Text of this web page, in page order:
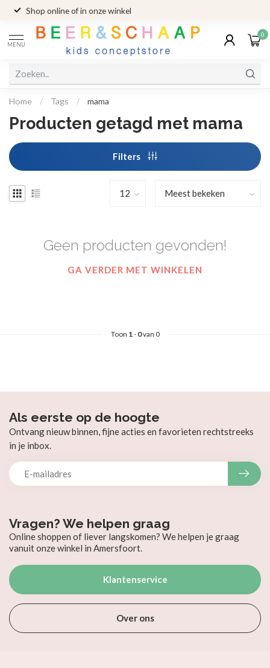
Shop online of in onze winkel
MENU
0
Home / Tags / mama
Producten getagd met mama
Filters
Geen producten gevonden!
GA VERDER MET WINKELEN
Toon 1- 0van 0
Vragen? We helpen graag
Online shoppen of liever langskomen? We helpen je graag
vanuit onze winkel in Amersfoort.
Klantenservice
Over ons
Als eerste op de hoogte
Ontvang nieuw binnen, fijne acties en favorieten rechtstreeks
in je inbox.